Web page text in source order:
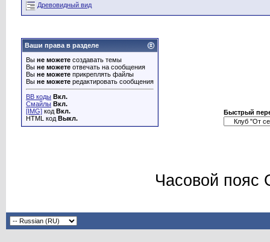
Древовидный вид
Ваши права в разделе
Вы не можете создавать темы
Вы не можете отвечать на сообщения
Вы не можете прикреплять файлы
Вы не можете редактировать сообщения
BB коды Вкл.
Смайлы Вкл.
[IMG] код Вкл.
HTML код Выкл.
Быстрый
Часовой пояс